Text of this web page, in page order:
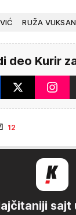
RUŽA
deo Kurir
12
sajt